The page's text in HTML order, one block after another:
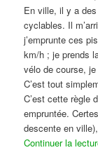
En ville, il y a
cyclables. Il
j’emprunte ces
km/h ; je prends
vélo de course,
C’est tout
C’est cette règle
empruntée.
descente en
Continuer la